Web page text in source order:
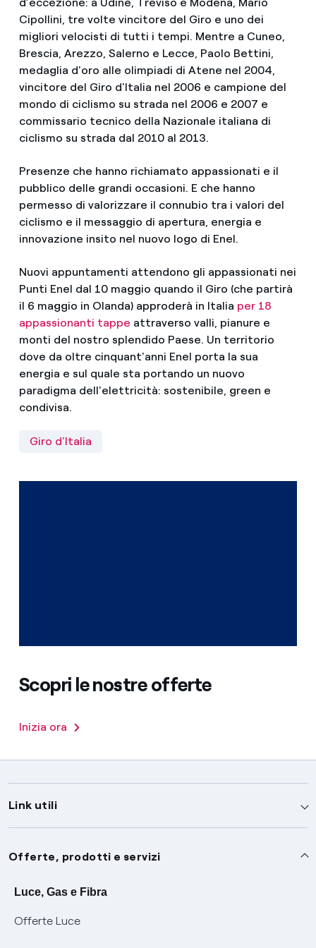
Cipollini, tre volte vincitore del Giro e uno dei
migliori velocisti di tutti i tempi. Mentre a Cuneo,
Brescia, Arezzo, Salerno e Lecce, Paolo Bettini,
medaglia d'oro alle olimpiadi di Atene nel 2004,
vincitore del Giro d'Italia nel 2006 e campione del
mondo di ciclismo su strada nel 2006 e 2007 e
commissario tecnico della Nazionale italiana di
ciclismo su strada dal 2010 al 2013.
Presenze che hanno richiamato appassionati e il
pubblico delle grandi occasioni. E che hanno
permesso di valorizzare il connubio tra i valori del
ciclismo e il messaggio di apertura, energia e
innovazione insito nel nuovo logo di Enel.
Nuovi appuntamenti attendono gli appassionati nei
Punti Enel dal 10 maggio quando il Giro (che partirà
il 6 maggio in Olanda) approderà in Italia per 18
appassionanti tappe attraverso valli, pianure e
monti del nostro splendido Paese. Un territorio
dove da oltre cinquant'anni Enel porta la sua
energia e sul quale sta portando un nuovo
paradigma dell'elettricità: sostenibile, green e
condivisa.
Giro d'Italia
Scopri le nostre offerte
Inizia ora
Link utili
Assistenza
Avvisi
SOS luce e gas
Servizi
Offerte, prodotti e servizi
Luce, Gas e Fibra
Offerte Luce